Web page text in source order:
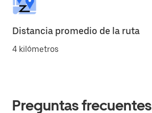
Distancia promedio de la ruta
4 kilómetros
Preguntas frecuentes